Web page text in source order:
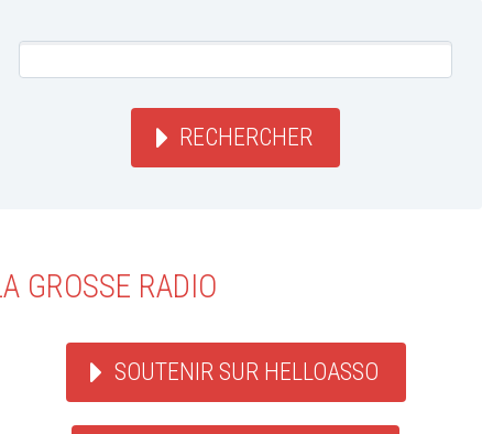
RECHERCHER
GROSSE RADIO
SOUTENIR SUR HELLOASSO